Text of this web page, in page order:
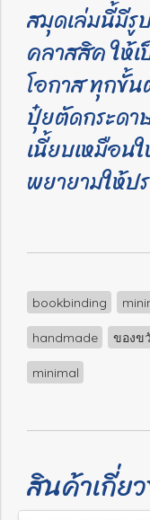
สมุดเล่มนี้มีรู
คลาสสิค ให้
โอกาสทุกขั้น
ปุ๋ยตัดกระดา
เนี้ยบเหมือน
พยายามให้
bookbinding
handmade ของข
minimal
สินค้าเกี่ย